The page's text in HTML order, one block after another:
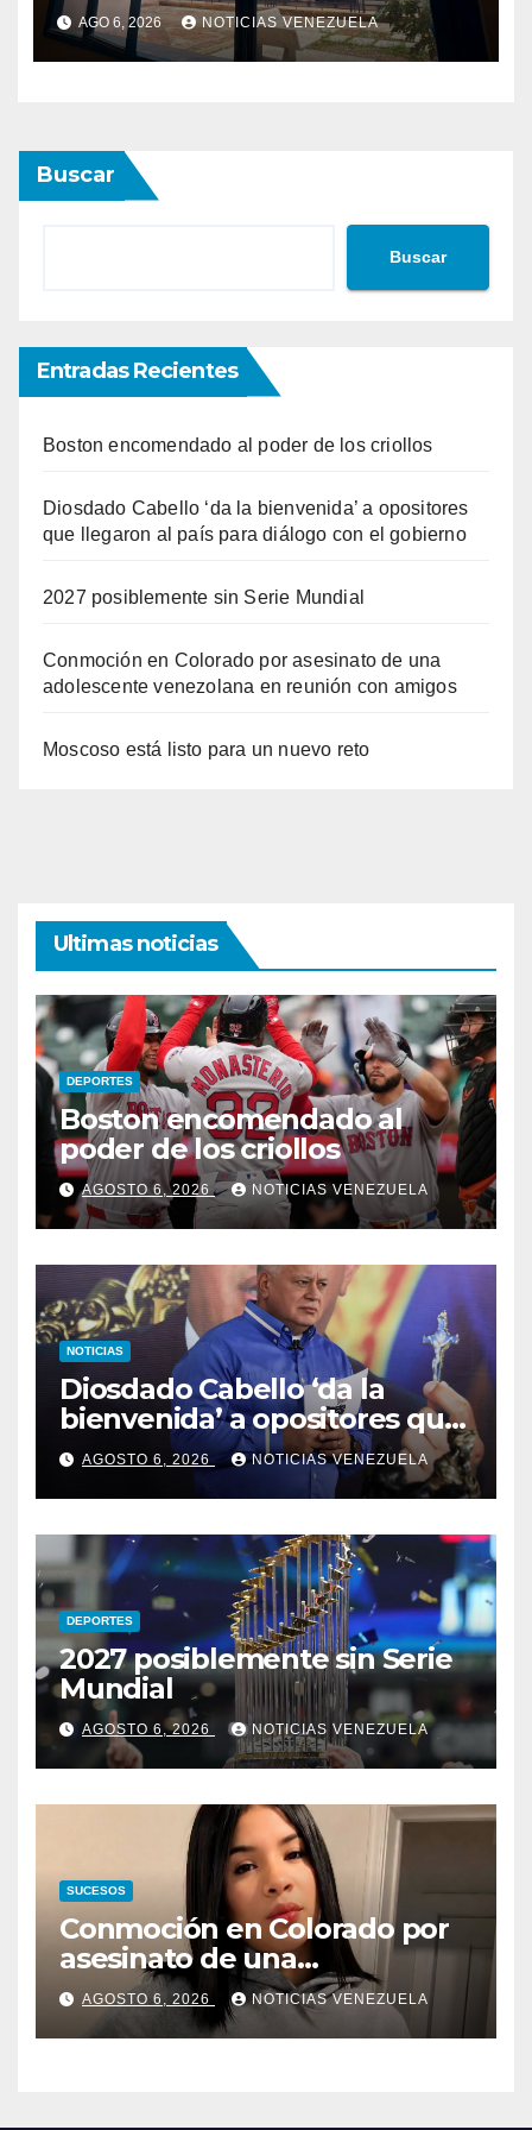
Hospital El Algodonal en
Caracas
AGO 6, 2026 NOTICIAS VENEZUELA
Buscar
Buscar
Entradas Recientes
Boston encomendado al poder de los criollos
Diosdado Cabello ‘da la bienvenida’ a opositores
que llegaron al país para diálogo con el gobierno
2027 posiblemente sin Serie Mundial
Conmoción en Colorado por asesinato de una
adolescente venezolana en reunión con amigos
Moscoso está listo para un nuevo reto
Ultimas noticias
DEPORTES
Boston encomendado al
poder de los criollos
AGOSTO 6, 2026 NOTICIAS VENEZUELA
NOTICIAS
Diosdado Cabello ‘da la
bienvenida’ a opositores que
llegaron al país para diálogo
con el gobierno
AGOSTO 6, 2026 NOTICIAS VENEZUELA
DEPORTES
2027 posiblemente sin Serie
Mundial
AGOSTO 6, 2026 NOTICIAS VENEZUELA
SUCESOS
Conmoción en Colorado por
asesinato de una
adolescente venezolana en
reunión con amigos
AGOSTO 6, 2026 NOTICIAS VENEZUELA